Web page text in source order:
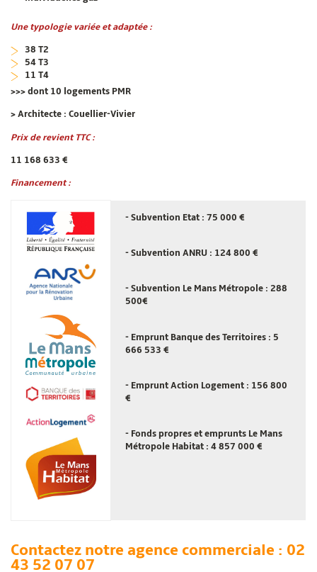
Une typologie variée et adaptée :
38 T2
54 T3
11 T4
>>> dont 10 logements PMR
> Architecte : Couellier-Vivier
Prix de revient TTC :
11 168 633 €
Financement :
- Subvention Etat : 75 000 €
- Subvention ANRU : 124 800 €
- Subvention Le Mans Métropole : 288
500€
- Emprunt Banque des Territoires : 5
666 533 €
- EmpruntAction Logement : 156 800
€
- Fonds propres et emprunts Le Mans
Métropole Habitat : 4 857 000 €
Contactez notre agence commerciale : 02
43 52 07 07